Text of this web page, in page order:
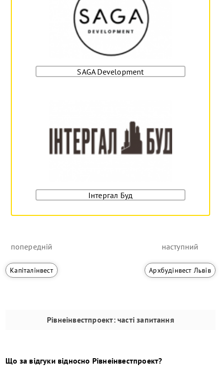
SAGA Development
Інтергал Буд
попередній
Капіталінвест
наступний
Архбудінвест Львів
Рівнеінвестпроект: часті запитання
Що за відгуки відносно Рівнеінвестпроект?